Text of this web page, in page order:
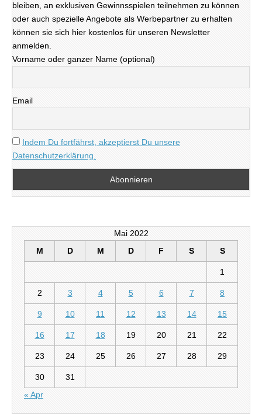
bleiben, an exklusiven Gewinnsspielen teilnehmen zu können
oder auch spezielle Angebote als Werbepartner zu erhalten
können sie sich hier kostenlos für unseren Newsletter
anmelden.
Vorname oder ganzer Name (optional)
Email
Indem Du fortfährst, akzeptierst Du unsere
Datenschutzerklärung.
Mai 2022
M
D M D F S S
1
2 3 4 5 6 7 8
9 10 11 12 13 14 15
16 17 18 19 20 21 22
23 24 25 26 27 28 29
30
31
« Apr